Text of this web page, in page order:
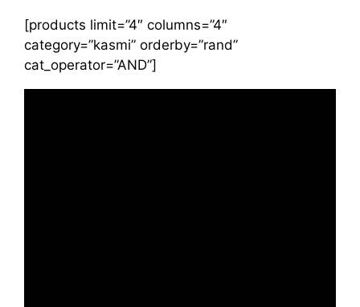
[products limit=”4″ columns=”4″
category=”kasmi” orderby=”rand”
cat_operator=”AND”]